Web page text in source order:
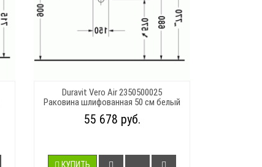
Duravit Vero Air 2350500025
Раковина шлифованная 50 см белый
55 678 руб.
КУПИТЬ